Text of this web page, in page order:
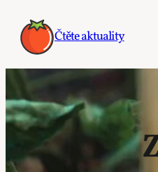
obsah
Čtěte aktuality